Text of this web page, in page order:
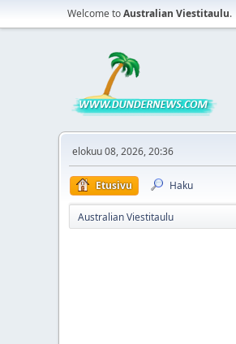
Welcome toAustralian Viestitaulu.
elokuu 08, 2026, 20:36
Etusivu Haku
Australian Viestitaulu